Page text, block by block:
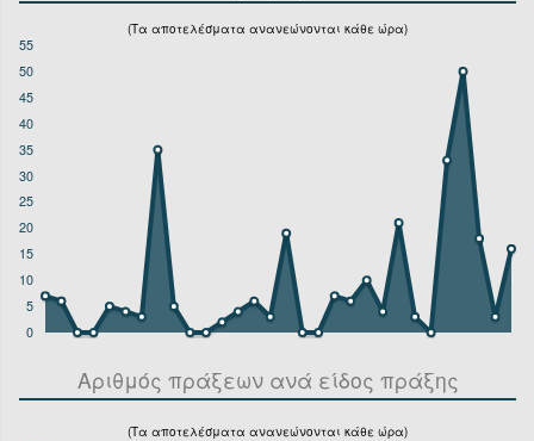
(Τα αποτελέσματα ανανεώνονται κάθε ώρα)
0
5
10
15
20
25
30
35
40
45
50
55
Αριθμός πράξεων ανά είδος πράξης
(Τα αποτελέσματα ανανεώνονται κάθε ώρα)